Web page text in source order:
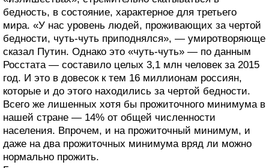
бедность, в состояние, характерное для третьего
мира. «У нас уровень людей, проживающих за чертой
бедности, чуть-чуть приподнялся», — умиротворяюще
сказал Путин. Однако это «чуть-чуть» — по данным
Росстата — составило целых 3,1 млн человек за 2015
год. И это в довесок к тем 16 миллионам россиян,
которые и до этого находились за чертой бедности.
Всего же лишенных хотя бы прожиточного минимума в
нашей стране — 14% от общей численности
населения. Впрочем, и на прожиточный минимум, и
даже на два прожиточных минимума вряд ли можно
нормально прожить.